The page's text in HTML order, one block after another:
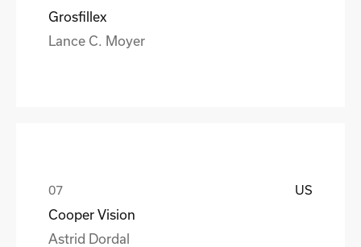
Grosfillex
Lance C. Moyer
US
Cooper Vision
Astrid Dordal